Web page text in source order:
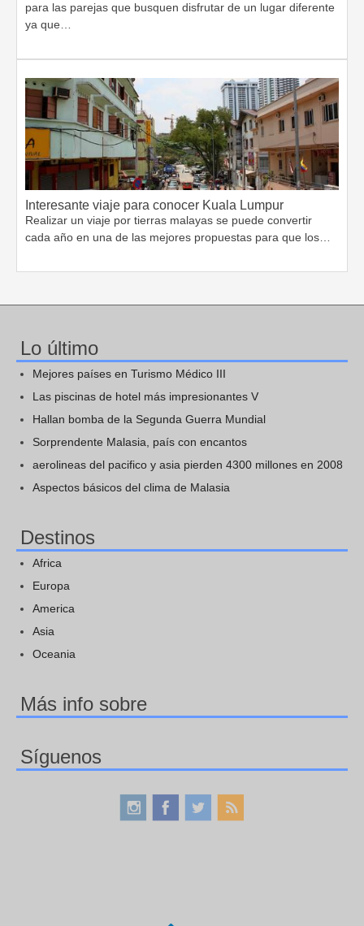
para las parejas que busquen disfrutar de un lugar diferente
ya que…
Interesante viaje para conocer Kuala Lumpur
Realizar un viaje por tierras malayas se puede convertir
cada año en una de las mejores propuestas para que los…
Lo último
Mejores países en Turismo Médico III
Las piscinas de hotel más impresionantes V
Hallan bomba de la Segunda Guerra Mundial
Sorprendente Malasia, país con encantos
aerolineas del pacifico y asia pierden 4300 millones en 2008
Aspectos básicos del clima de Malasia
Destinos
Africa
Europa
America
Asia
Oceania
Más info sobre
Síguenos